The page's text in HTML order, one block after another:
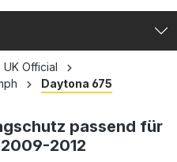
Official
Daytona 675
passend für
2012